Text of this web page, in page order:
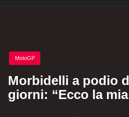
Posted
in
MotoGP
Morbidelli a podio
giorni: “Ecco la